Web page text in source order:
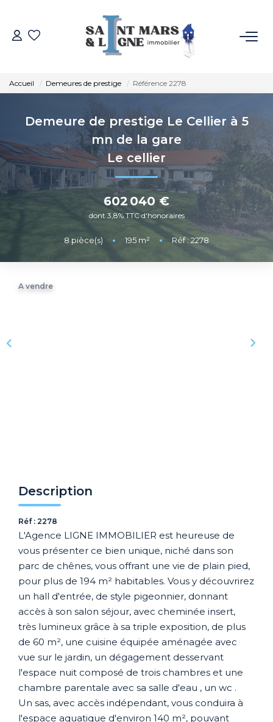
LOUER
ESTIMER
NOS MÉTIERS
NOS AGENCES
Qui Sommes-Nous
Notre Équipe
Accueil Demeures de prestige Référence 2278
Demeure de prestige Le Cellier à 5
mn de la gare
Le cellier
602 040 €
dont 3,8% TTC d'honoraires
8pièce(s) • 195 m² • Réf : 2278
A vendre
Description
Réf : 2278
L'Agence LIGNE IMMOBILIER est heureuse de
vous présenter ce bien unique, niché dans son
parc de chênes, vous offrant une vie de plain pied,
pour plus de 194 m² habitables. Vous y découvrirez
un hall d'entrée, de style pigeonnier, donnant
accès à son salon séjour, avec cheminée insert,
très lumineux grâce à sa triple exposition, de plus
de 60 m², une cuisine équipée aménagée avec
vue sur le jardin, un dégagement desservant
l'espace nuit composé de trois chambres et une
chambre parentale avec sa salle d'eau , un wc .
Un sas, avec accès indépendant, vous conduira à
l'espace aquatique d'environ 140 m², pouvant